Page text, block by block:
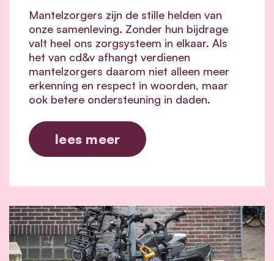
Mantelzorgers zijn de stille helden van
onze samenleving. Zonder hun bijdrage
valt heel ons zorgsysteem in elkaar. Als
het van cd&v afhangt verdienen
mantelzorgers daarom niet alleen meer
erkenning en respect in woorden, maar
ook betere ondersteuning in daden.
lees meer